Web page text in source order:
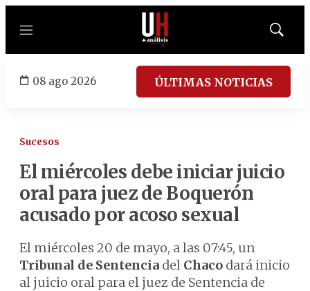
Menú
Mostrar
08 ago 2026 ÚLTIMAS NOTICIAS
Sucesos
El miércoles debe iniciar juicio
oral para juez de Boquerón
acusado por acoso sexual
El miércoles 20 de mayo, a las 07:45, un
Tribunal de Sentencia del Chaco dará inicio
al juicio oral para el juez de Sentencia de